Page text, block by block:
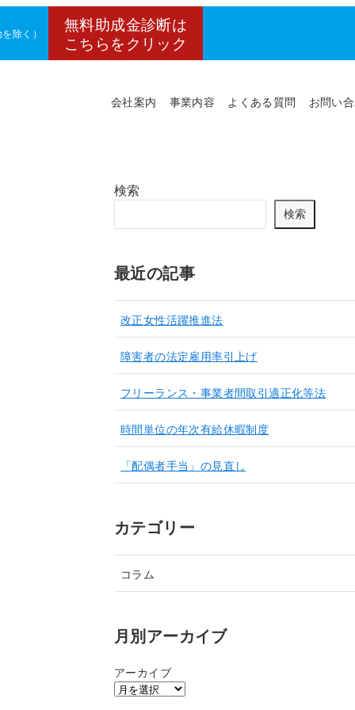
除く）
無料助成金診断は
こちらをクリック
会社案内 事業内容 よくある質問 お問い
検索
検索
最近の記事
改正女性活躍推進法
障害者の法定雇用率引上げ
フリーランス・事業者間取引適正化等法
時間単位の年次有給休暇制度
「配偶者手当」の見直し
カテゴリー
コラム
月別アーカイブ
アーカイブ